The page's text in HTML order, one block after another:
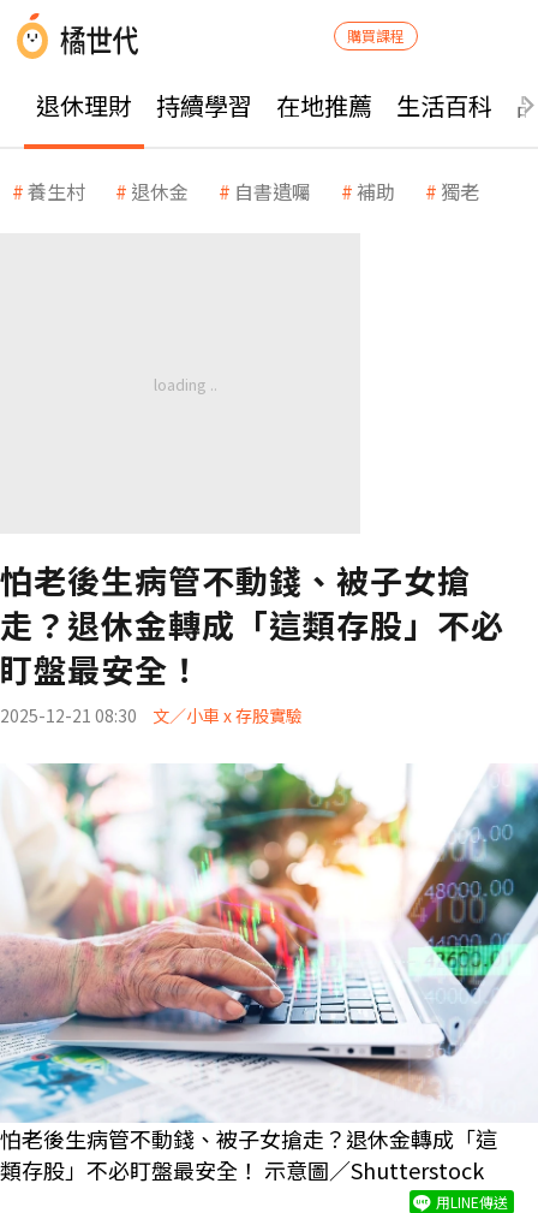
購買課程
退休理財 持續學習 在地推薦 生活百科
養生村 退休金 自書遺囑 補助 獨老
怕老後生病管不動錢、被子女搶
走？退休金轉成「這類存股」不必
盯盤最安全！
2025-12-21 08:30 文／小車 x 存股實驗
怕老後生病管不動錢、被子女搶走？退休金轉成「這
類存股」不必盯盤最安全！ 示意圖／Shutterstock
用LINE傳送